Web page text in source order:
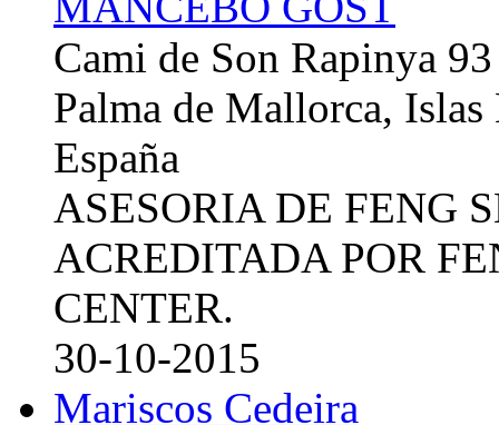
Cami de Son Rapinya 93
Palma de Mallorca, Islas
España
ASESORIA DE FENG
ACREDITADA POR
CENTER.
30-10-2015
Mariscos Cedeira